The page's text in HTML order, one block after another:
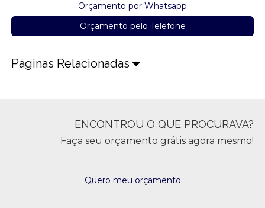
Orçamento por Whatsapp
Orçamento pelo Telefone
Páginas Relacionadas
ENCONTROU O QUE PROCURAVA?
Faça seu orçamento grátis agora mesmo!
Quero meu orçamento